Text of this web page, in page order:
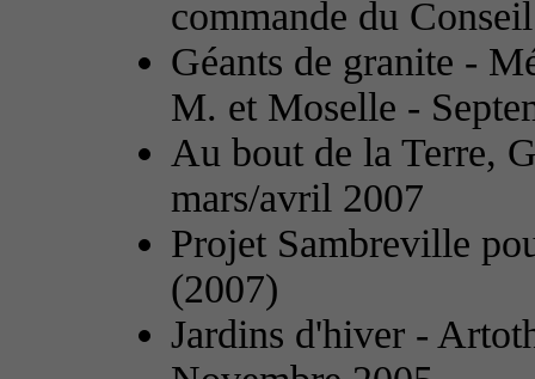
commande du
Géants de granite -
M. et Moselle -
Au bout de la Terre,
mars/avril 2007
Projet Sambreville
(2007)
Jardins d'hiver -